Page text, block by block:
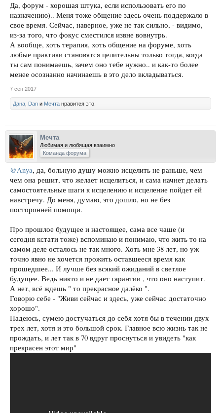
Да, форум - хорошая штука, если использовать его по
назначению).. Меня тоже общение здесь очень поддержало в
свое время. Сейчас, наверное, уже не так сильно, - видимо,
из-за того, что фокус сместился извне вовнутрь.
А вообще, хоть терапия, хоть общение на форуме, хоть
любые практики становятся целительны только тогда, когда
ты сам понимаешь, зачем оно тебе нужно.. и как-то более
менее осознанно начинаешь в это дело вкладываться.
7 сен 2017
Дана Dan и Мечта нравится это.
Мечта
Любимая и любящая взаимно
Команда форума
@Anya, да, больную душу можно исцелить не раньше, чем
чем она решит, что желает исцелиться, и сама начнет делать
самостоятельные шаги к исцелению и исцеление пойдет ей
навстречу. До меня, думаю, это дошло, но не без
посторонней помощи.
Про прошлое будущее и настоящее, сама все чаше (и
сегодня кстати тоже) вспоминаю и понимаю, что жить то на
самом деле осталось не так много. Хоть мне 38 лет, но уж
точно явно не хочется прожить оставшееся время как
прошедшее... И лучше без всякий ожиданий в светлое
будущее. Ведь никто и не дает гарантии , что оно наступит.
А нет, всё ждешь " то прекрасное далёко ".
Говорю себе - "Живи сейчас и здесь, уже сейчас достаточно
хорошо".
Надеюсь, сумею достучаться до себя хотя бы в течении двух
трех лет, хотя и это большой срок. Главное всю жизнь так не
прождать, и лет так в 70 вдруг проснуться и увидеть "как
прекрасен этот мир"